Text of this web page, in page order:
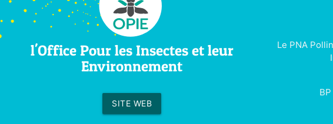
l'Office Pour les Insectes et leur
Environnement
SITE WEB
Le PNA